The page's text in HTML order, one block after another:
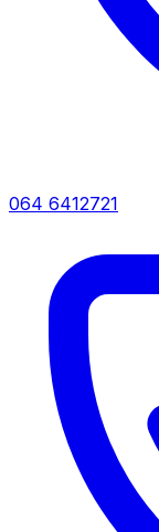
064 6412721